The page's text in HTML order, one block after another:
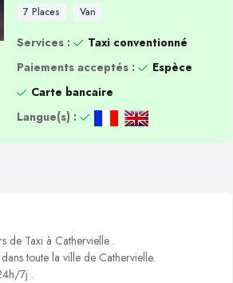
7 Places Van
Services :
Taxi conventionné
Paiements acceptés :
Espèce
Carte bancaire
Langue(s) :
de Taxi à Cathervielle .
toute la ville de Cathervielle.
7j .